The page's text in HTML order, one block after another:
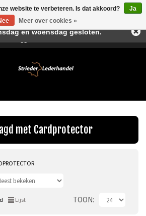
met Cardprotector
Lijst TOON
website te verbeteren. Is dat akkoord?
Ja
Meer over cookies »
de vakantieperiode zijn wij in juli en
en woensdag gesloten.